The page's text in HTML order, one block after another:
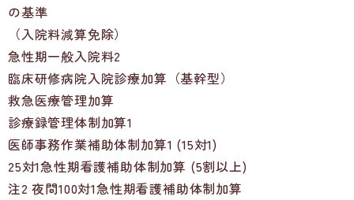
の基準
（入院料減算免除）
急性期一般入院料2
臨床研修病院入院診療加算（基幹型）
救急医療管理加算
診療録管理体制加算1
医師事務作業補助体制加算1 (15対1)
25対1急性期看護補助体制加算 (5割以上)
注2 夜間100対1急性期看護補助体制加算